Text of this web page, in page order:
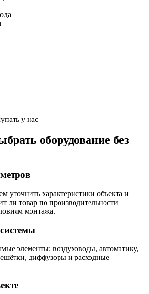
у нас
оборудование без
уточнить характеристики объекта и
ли товар по производительности,
монтажа.
элементы: воздуховоды, автоматику,
диффузоры и расходные